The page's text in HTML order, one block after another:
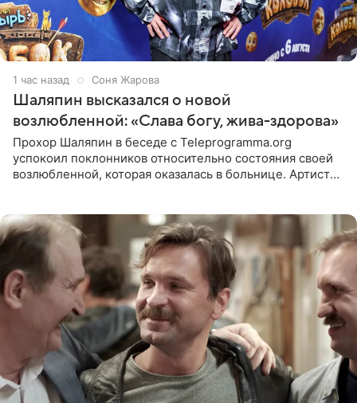
1 час назад Соня Жарова
Шаляпин высказался о новой
возлюбленной: «Слава богу, жива-здорова»
Прохор Шаляпин в беседе с Teleprogramma.org
успокоил поклонников относительно состояния своей
возлюбленной, которая оказалась в больнице. Артист